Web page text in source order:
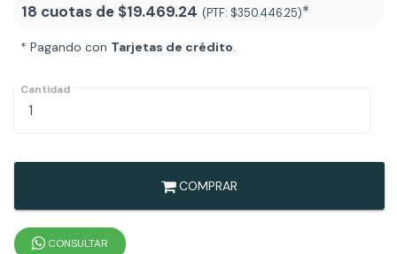
18 cuotas de $19.469.24 (PTF: $350.446.25)*
* Pagando con Tarjetas de crédito.
Cantidad
COMPRAR
CONSULTAR